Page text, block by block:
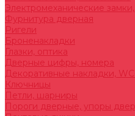
Электромеханические
Фурнитура дверная
Ригели
Броненакладки
Глазки, оптика
Дверные цифры, номера
Декоративные накладки,
Ключницы
Петли, шарниры
Пороги дверные, упоры